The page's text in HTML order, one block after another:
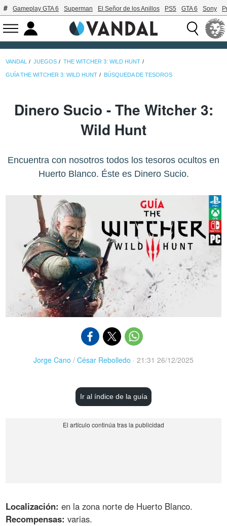
Gameplay GTA 6 Superman El Señor de los Anillos PS5 GTA 6 Sony
VANDAL JUEGOS THE WITCHER 3: WILD HUNT
GUÍA THE WITCHER 3: WILD HUNT BÚSQUEDA DE TESOROS
Dinero Sucio - The Witcher 3:
Wild Hunt
Encuentra con nosotros todos los tesoros ocultos en
Huerto Blanco. Éste es Dinero Sucio.
Jorge Cano / César Rebolledo · 21:31 26/12/2025
Ir al índice de la guía
Localización: en la zona norte de Huerto Blanco.
Recompensas: varias.